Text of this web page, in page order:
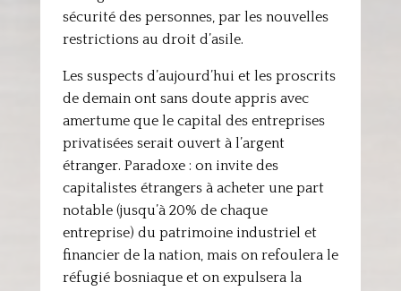
sécurité des personnes, par les nouvelles
restrictions au droit d’asile.
Les suspects d’aujourd’hui et les proscrits
de demain ont sans doute appris avec
amertume que le capital des entreprises
privatisées serait ouvert à l’argent
étranger. Paradoxe : on invite des
capitalistes étrangers à acheter une part
notable (jusqu’à 20% de chaque
entreprise) du patrimoine industriel et
financier de la nation, mais on refoulera le
réfugié bosniaque et on expulsera la